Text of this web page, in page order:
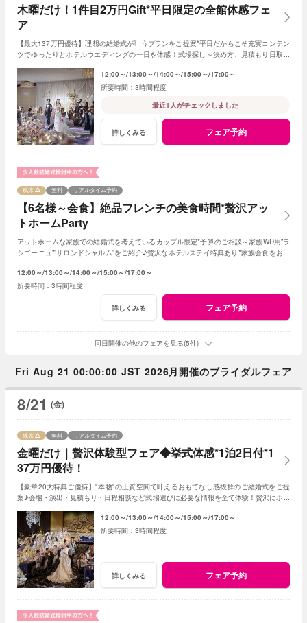
木曜だけ！1件目2万円Gift*平日限定の全館体感フェ
ア
【最大137万円優待】理想の結婚式が叶うプランをご提案*平日だからこそ充実コンテン
ツでゆったりとホテルウエディングの一日を体感！式場探し～決め方、見積もり日取り
12:00～ 13:00～ 14:00～ 15:00～ 17:00～
3時間程度
最近1人がチェックしました
詳しくみる フェア予約
【6名様～会食】絶品フレンチの美食時間*贅沢アッ
トホームParty
残席 無料 リアルタイム予約
アットホームな家族での結婚式を考えているカップル限定*予算のご相談～家族WD用”ラ
シゴーニュ””サロンドシャルム”をご紹介♪贅沢なホテルステイ特典あり*家族会食をお得
12:00～ 13:00～ 14:00～ 15:00～ 17:00～
3時間程度
詳しくみる フェア予約
同日開催の他のフェアを見る(5件)
Fri Aug 21 00:00:00 JST 2026月開催のブライダルフェア
8/21 (金)
金曜だけ｜贅沢体験型フェア◆挙式体感*1泊2日付*1
37万円優待！
残席 無料 リアルタイム予約
【豪華20大特典ご優待】"本物"の上質空間で叶えるおもてなし感抜群のご結婚式をご提
案♪会場・演出・見積もり・日程相談など式場選びに必要な情報を全て体験！贅沢にホテ
12:00～ 13:00～ 14:00～ 15:00～ 17:00～
3時間程度
詳しくみる フェア予約